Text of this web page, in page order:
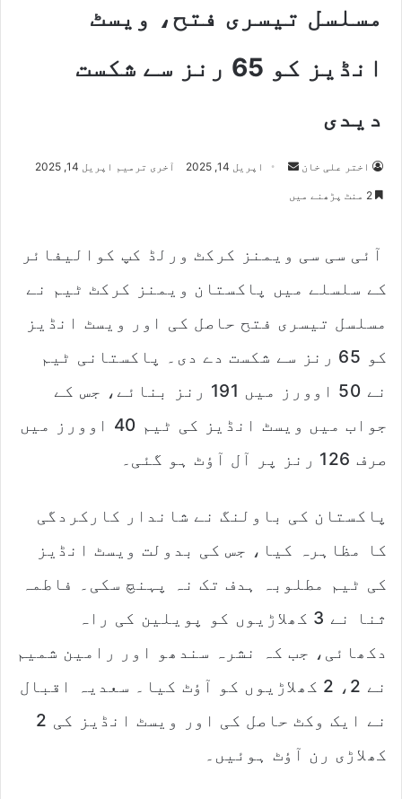
مسلسل تیسری فتح، ویسٹ
انڈیز کو 65 رنز سے شکست
دیدی
اختر علی خان
e
i
اپریل 14, 2025 آخری ترمیم اپریل 14, 2025
آئی سی سی ویمنز کرکٹ ورلڈ کپ کوالیفائر
کے سلسلے میں پاکستان ویمنز کرکٹ ٹیم نے
مسلسل تیسری فتح حاصل کی اور ویسٹ انڈیز
کو 65 رنز سے شکست دے دی۔ پاکستانی ٹیم
نے 50 اوورز میں 191 رنز بنائے، جس کے
جواب میں ویسٹ انڈیز کی ٹیم 40 اوورز میں
صرف 126 رنز پر آل آؤٹ ہو گئی۔
پاکستان کی باولنگ نے شاندار کارکردگی
کا مظاہرہ کیا، جس کی بدولت ویسٹ انڈیز
کی ٹیم مطلوبہ ہدف تک نہ پہنچ سکی۔ فاطمہ
ثنا نے 3 کھلاڑیوں کو پویلین کی راہ
دکھائی، جب کہ نشرہ سندھو اور رامین شمیم
نے 2، 2 کھلاڑیوں کو آؤٹ کیا۔ سعدیہ اقبال
نے ایک وکٹ حاصل کی اور ویسٹ انڈیز کی 2
کھلاڑی رن آؤٹ ہوئیں۔